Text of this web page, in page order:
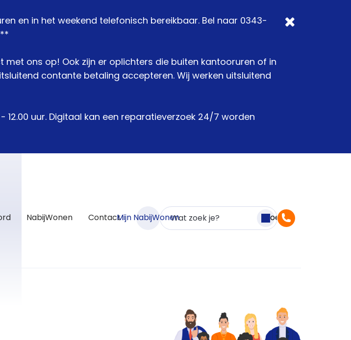
en in het weekend telefonisch bereikbaar. Bel naar 0343-
met ons op! Ook zijn er oplichters die buiten kantooruren of in
contante betaling accepteren. Wij werken uitsluitend
uur. Digitaal kan een reparatieverzoek 24/7 worden
NabijWonen ContactMijn NabijWonen Zoeken